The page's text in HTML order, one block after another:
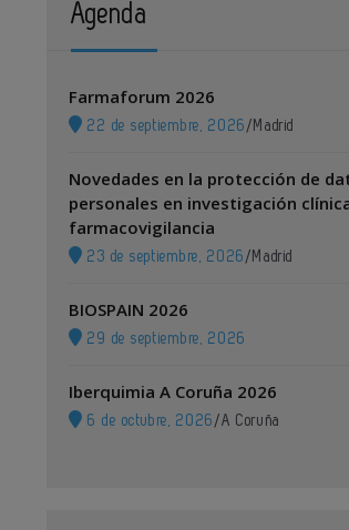
Agenda
Farmaforum 2026
22 de septiembre, 2026 / Madrid
Novedades en la protección de
personales en investigación
farmacovigilancia
23 de septiembre, 2026 / Madrid
BIOSPAIN 2026
29 de septiembre, 2026
Iberquimia A Coruña 2026
6 de octubre, 2026 /A Coruña